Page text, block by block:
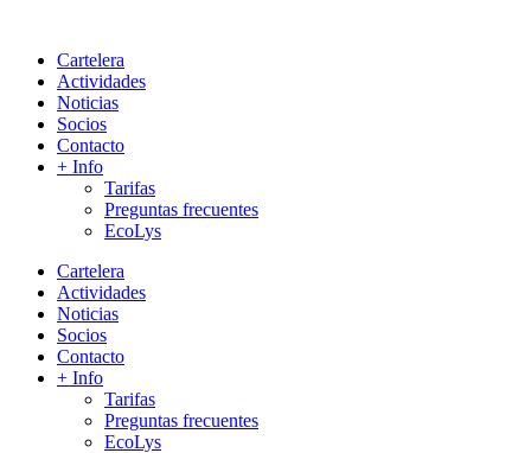
Cartelera
Actividades
Noticias
Socios
Contacto
+ Info
Tarifas
Preguntas frecuentes
EcoLys
Cartelera
Actividades
Noticias
Socios
Contacto
+ Info
Tarifas
Preguntas frecuentes
EcoLys